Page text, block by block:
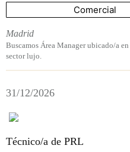
Comercial
Madrid
Buscamos Área Manager ubicado/a
sector lujo.
31/12/2026
Técnico/a de PRL